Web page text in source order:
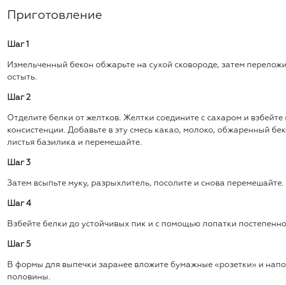
Приготовление
Шаг 1
Измельченный бекон обжарьте на сухой сковороде, затем
остыть.
Шаг 2
Отделите белки от желтков. Желтки соедините с сахаром и
консистенции. Добавьте в эту смесь какао, молоко, обжаренный
листья базилика и перемешайте.
Шаг 3
Затем всыпьте муку, разрыхлитель, посолите и снова перемешайте.
Шаг 4
Взбейте белки до устойчивых пик и с помощью лопатки
Шаг 5
В формы для выпечки заранее вложите бумажные «розетки» и
половины.